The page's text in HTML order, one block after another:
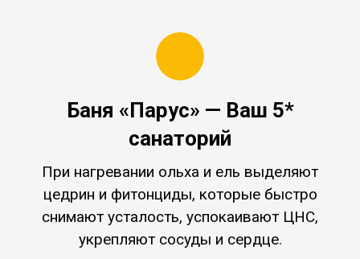
Баня «Парус» — Ваш 5*
санаторий
При нагревании ольха и ель выделяют
цедрин и фитонциды, которые быстро
снимают усталость, успокаивают ЦНС,
укрепляют сосуды и сердце.